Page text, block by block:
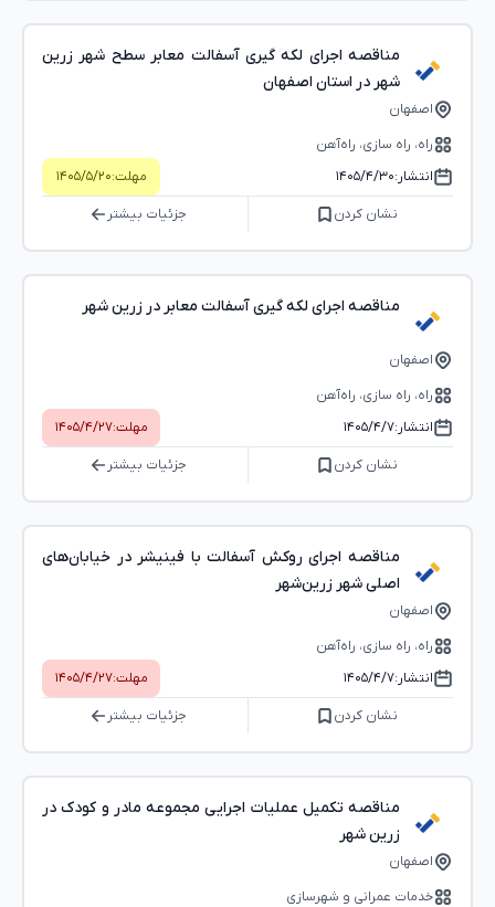
مناقصه اجرای لکه گیری آسفالت معابر سطح شهر زرین
شهر در استان اصفهان
اصفهان
راه، راه‌ سازی، راه‌آهن
انتشار:۱۴۰۵/۴/۳۰ مهلت:۱۴۰۵/۵/۲۰
نشان کردن جزئیات بیشتر
مناقصه اجرای لکه گیری آسفالت معابر در زرین شهر
اصفهان
راه، راه‌ سازی، راه‌آهن
انتشار:۱۴۰۵/۴/۷ مهلت:۱۴۰۵/۴/۲۷
نشان کردن جزئیات بیشتر
مناقصه اجرای روکش آسفالت با فینیشر در خیابان‌های
اصلی شهر زرین‌شهر
اصفهان
راه، راه‌ سازی، راه‌آهن
انتشار:۱۴۰۵/۴/۷ مهلت:۱۴۰۵/۴/۲۷
نشان کردن جزئیات بیشتر
مناقصه تکمیل عملیات اجرایی مجموعه مادر و کودک در
زرین شهر
اصفهان
خدمات عمرانی و شهرسازی